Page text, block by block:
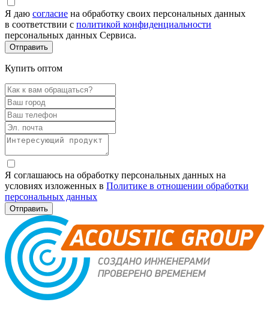
Я даю согласие на обработку своих персональных данных
в соответствии с политикой конфиденциальности
персональных данных Сервиса.
Купить оптом
Я соглашаюсь на обработку персональных данных на
условиях изложенных в Политике в отношении обработки
персональных данных